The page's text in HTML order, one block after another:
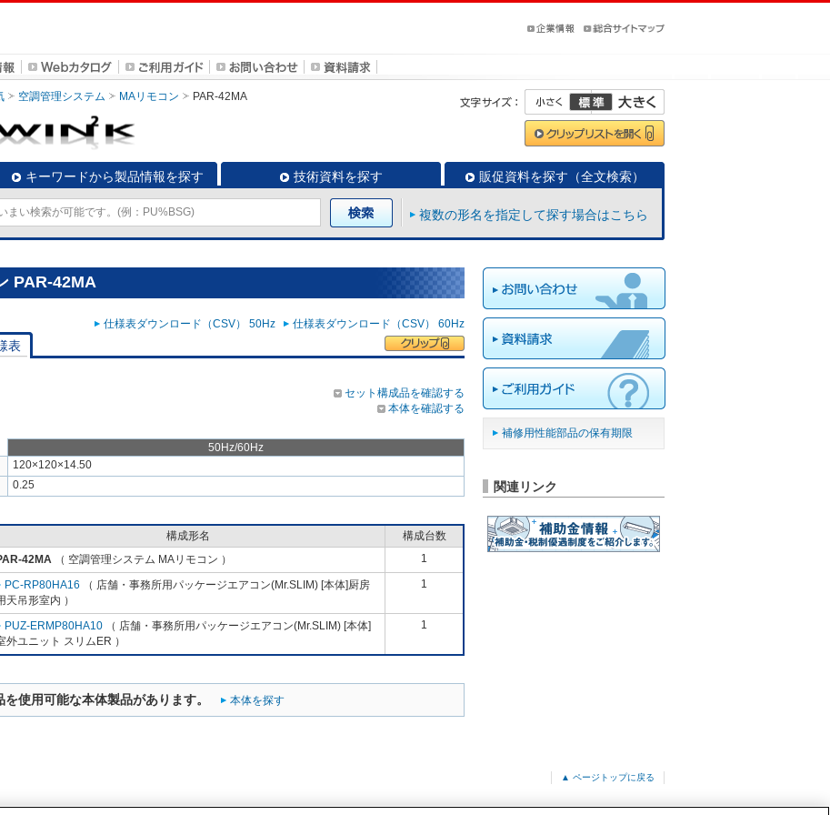
空調管理システム MAリモコン PAR-42MA
キーワードから製品情報を探す 技術資料を探す 販促資料を探す（全文検索）
複数の形名を指定して探す場合はこちら
PAR-42MA
仕様表ダウンロード（CSV） 50Hz 仕様表ダウンロード（CSV） 60Hz
表
セット構成品を確認する
本体を確認する
50Hz/60Hz
120×120×14.50
0.25
構成形名
構成台数
42MA （ 空調管理システム MAリモコン ） 1
PC-RP80HA16 （ 店舗・事務所用パッケージエアコン(Mr.SLIM) [本体]厨房
天吊形室内 ）
1
PUZ-ERMP80HA10 （ 店舗・事務所用パッケージエアコン(Mr.SLIM) [本体]
外ユニット スリムER ）
1
を使用可能な本体製品があります。 本体を探す
補修用性能部品の保有期限
関連リンク
▲ ページトップに戻る